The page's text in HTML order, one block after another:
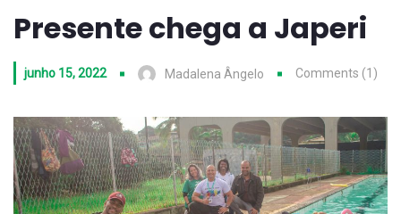
Presente chega a Japeri
junho 15, 2022 Madalena Ângelo Comments (1)